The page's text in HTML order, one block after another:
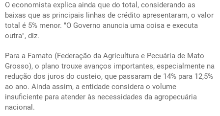
O economista explica ainda que do total, considerando as
baixas que as principais linhas de crédito apresentaram, o valor
total é 5% menor. "O Governo anuncia uma coisa e executa
outra", diz.
Para a Famato (Federação da Agricultura e Pecuária de Mato
Grosso), o plano trouxe avanços importantes, especialmente na
redução dos juros do custeio, que passaram de 14% para 12,5%
ao ano. Ainda assim, a entidade considera o volume
insuficiente para atender às necessidades da agropecuária
nacional.